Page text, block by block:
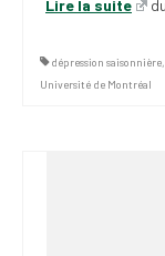
Lire la suite
dépression saisonnière,
Université de Montréal